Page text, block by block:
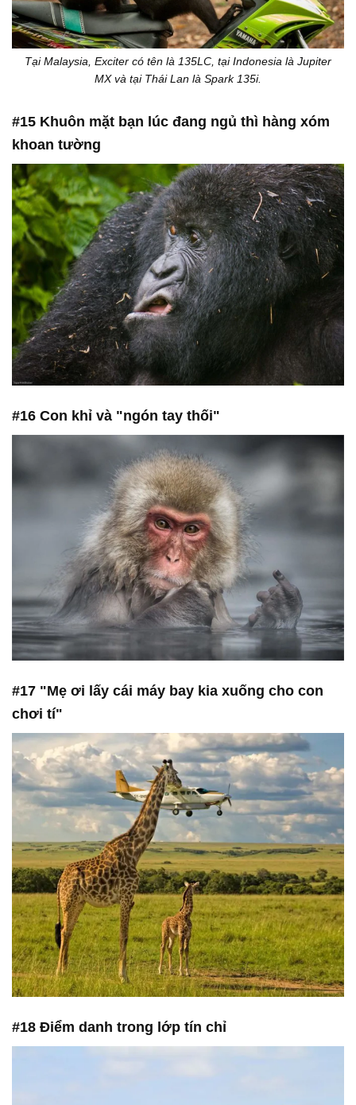
Tại Malaysia, Exciter có tên là 135LC, tại Indonesia là Jupiter
MX và tại Thái Lan là Spark 135i.
#15 Khuôn mặt bạn lúc đang ngủ thì hàng xóm
khoan tường
#16 Con khỉ và "ngón tay thối"
#17 "Mẹ ơi lấy cái máy bay kia xuống cho con
chơi tí"
#18 Điểm danh trong lớp tín chỉ